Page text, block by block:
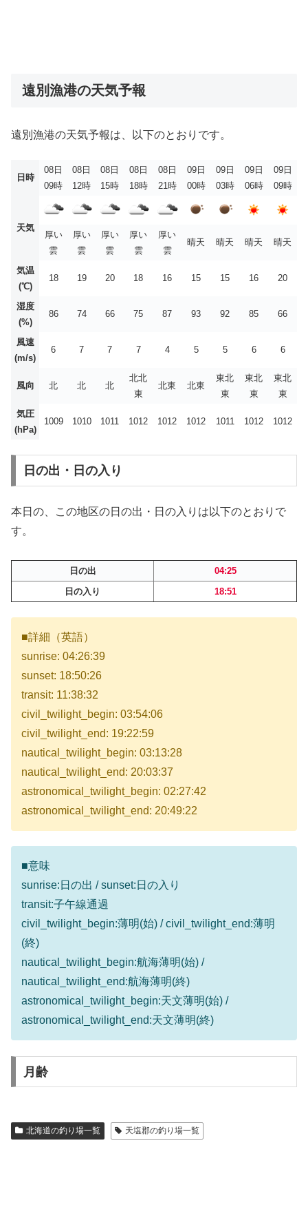
遠別漁港の天気予報
遠別漁港の天気予報は、以下のとおりです。
日時
08日
09時
08日
12時
08日
15時
08日
18時
08日
21時
09日
00時
09日
03時
09日
06時
09日
09時
天気
厚い
雲
厚い
雲
厚い
雲
厚い
雲
厚い
雲
晴天 晴天 晴天 晴天
気温
(℃)
18 19 20 18 16 15 15 16 20
湿度
(%)
86 74 66 75 87 93 92 85 66
風速
(m/s)
6 7 7 7 4 5 5 6 6
風向 北 北 北
北北
東
北東 北東
東北
東
東北
東
東北
東
気圧
(hPa)
1009 1010 1011 1012 1012 1012 1011 1012 1012
日の出・日の入り
本日の、この地区の日の出・日の入りは以下のとおりで
す。
日の出
04:25
日の入り
18:51
■詳細（英語）
sunrise: 04:26:39
sunset: 18:50:26
transit: 11:38:32
civil_twilight_begin: 03:54:06
civil_twilight_end: 19:22:59
nautical_twilight_begin: 03:13:28
nautical_twilight_end: 20:03:37
astronomical_twilight_begin: 02:27:42
astronomical_twilight_end: 20:49:22
■意味
sunrise:日の出 / sunset:日の入り
transit:子午線通過
civil_twilight_begin:薄明(始) / civil_twilight_end:薄明
(終)
nautical_twilight_begin:航海薄明(始) /
nautical_twilight_end:航海薄明(終)
astronomical_twilight_begin:天文薄明(始) /
astronomical_twilight_end:天文薄明(終)
月齢
北海道の釣り場一覧 天塩郡の釣り場一覧